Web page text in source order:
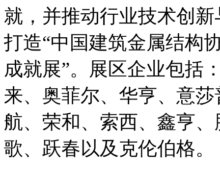
就，并推动行业技术创
打造“中国建筑金属结构
成就展”。展区企业包括
来、奥菲尔、华亨、意
航、荣和、索西、鑫亨
歌、跃春以及克伦伯格。